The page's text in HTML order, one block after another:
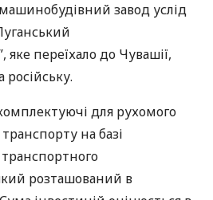
завод услід
переїхало до Чувашії,
для рухомого
на базі
транспортного
розташований в